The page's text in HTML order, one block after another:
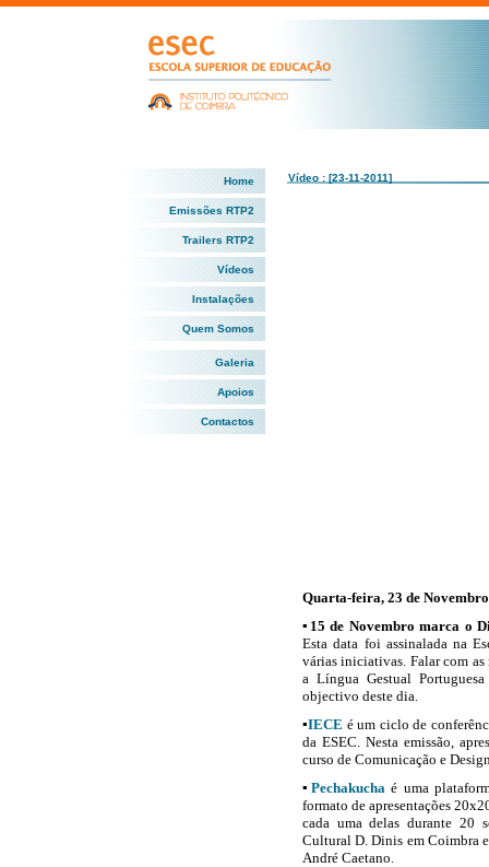
Home
Emissões RTP2
Trailers RTP2
Vídeos
Instalações
Quem Somos
Galeria
Apoios
Contactos
Vídeo : [23-11-2011]
Quarta-feira, 23 de
▪ 15 de Novembro marca o
Esta data foi assinalada na
várias iniciativas. Falar com as
a Língua Gestual
objectivo deste dia.
▪IECE é um ciclo de
da ESEC. Nesta emissão,
curso de Comunicação e
▪ Pechakuchaé uma
formato de apresentações
cada uma delas durante 20
Cultural D. Dinis em Coimbra
André Caetano.